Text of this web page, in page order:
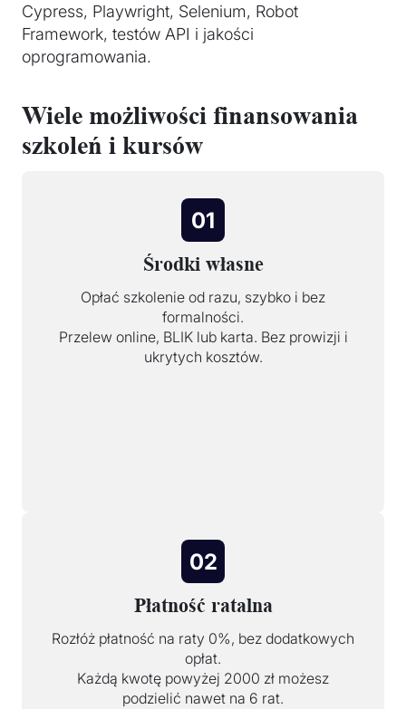
Cypress, Playwright, Selenium, Robot
Framework, testów API i jakości
oprogramowania.
Wiele możliwości finansowania
szkoleń i kursów
01
Środki własne
Opłać szkolenie od razu, szybko i bez
formalności.
Przelew online, BLIK lub karta. Bez prowizji i
ukrytych kosztów.
02
Płatność ratalna
Rozłóż płatność na raty 0%, bez dodatkowych
opłat.
Każdą kwotę powyżej 2000 zł możesz
podzielić nawet na 6 rat.